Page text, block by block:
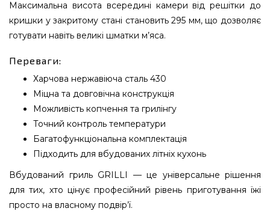
Максимальна висота всередині камери від решітки до
кришки у закритому стані становить 295 мм, що дозволяє
готувати навіть великі шматки м’яса.
Переваги:
Харчова нержавіюча сталь 430
Міцна та довговічна конструкція
Можливість копчення та грилінгу
Точний контроль температури
Багатофункціональна комплектація
Підходить для вбудованих літніх кухонь
Вбудований гриль GRILLI — це універсальне рішення
для тих, хто цінує професійний рівень приготування їжі
просто на власному подвір’ї.